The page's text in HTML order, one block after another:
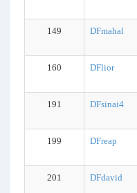
149 DFmahal
160 DFlior
191 DFsinai4
199 DFreap
201 DFdavid